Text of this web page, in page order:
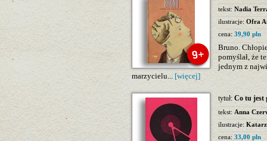
tekst: Nadia
ilustracje: Ofra
cena:39,90 pln
Bruno.
pomyślał, że
jednym z
marzycielu... [więcej]
tytuł: Co tu jest
tekst: Anna
ilustracje:
cena: 33,00 pln